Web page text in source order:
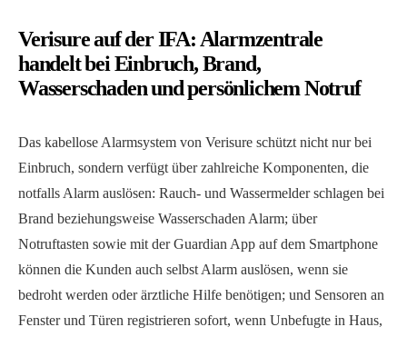
Verisure auf der IFA: Alarmzentrale
handelt bei Einbruch, Brand,
Wasserschaden und persönlichem Notruf
Das kabellose Alarmsystem von Verisure schützt nicht nur bei
Einbruch, sondern verfügt über zahlreiche Komponenten, die
notfalls Alarm auslösen: Rauch- und Wassermelder schlagen bei
Brand beziehungsweise Wasserschaden Alarm; über
Notruftasten sowie mit der Guardian App auf dem Smartphone
können die Kunden auch selbst Alarm auslösen, wenn sie
bedroht werden oder ärztliche Hilfe benötigen; und Sensoren an
Fenster und Türen registrieren sofort, wenn Unbefugte in Haus,